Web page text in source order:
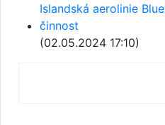
Islandská aerolinie
činnost
(02.05.2024 17:10)